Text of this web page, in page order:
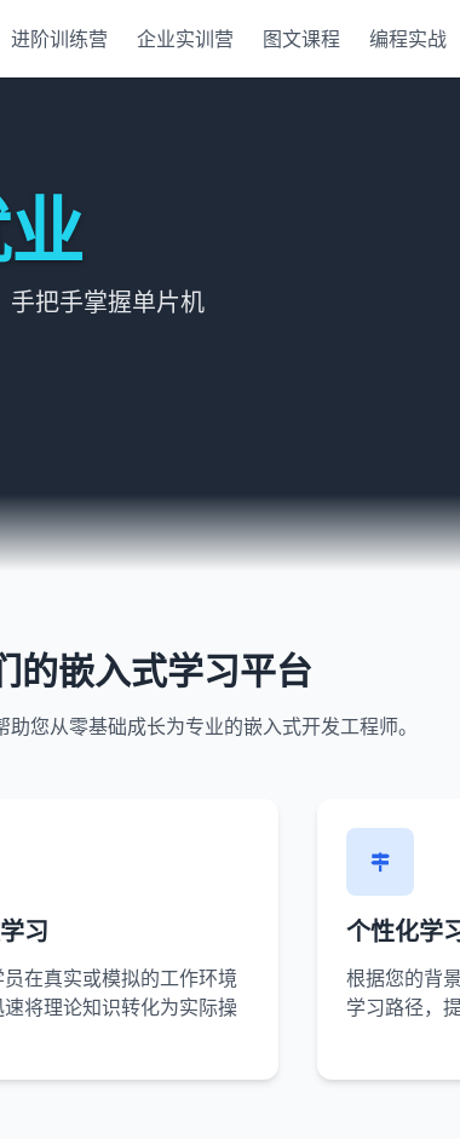
进阶训练营 企业实训营 图文课程 编程实战
手把手掌握单片机
的嵌入式学习平台
您从零基础成长为专业的嵌入式开发工程师。
习
在真实或模拟的工作环境
将理论知识转化为实际操
个性化学
根据您的背
学习路径，